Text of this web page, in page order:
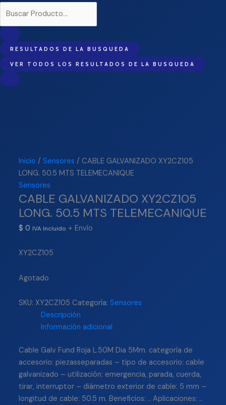
RESULTADOS DE LA BUSQUEDA
VER TODOS LOS RESULTADOS DE LA BUSQUEDA
Inicio /Sensores / CABLE GALVANIZADO XY2CZ105
LONG. 50.5 MTS TELEMECANIQUE
Sensores
CABLE GALVANIZADO XY2CZ105
LONG. 50.5 MTS TELEMECANIQUE
$ 0 IVA Incluido + Envío
XY2CZ105
Agotado
SKU: XY2CZ105 Categoría: Sensores
Descripción
Información adicional
Cable Galv Fund Roja L.50M Dia 5Mm. categoría de
accesorio: piezasseparadas – tipo de accesorio: cable
galvanizado – utilización: emergencia, parada, cuerda,
tirar, interruptor – diámetro exterior de cable: 5 mm –
longitud de cable: 50.5 m. Beneficios: .. Aplicaciones: ..